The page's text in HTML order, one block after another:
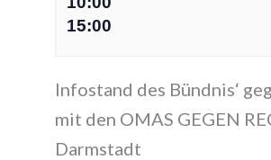
15:00
Infostand des Bündnis‘
mit den OMAS GEGEN
Darmstadt